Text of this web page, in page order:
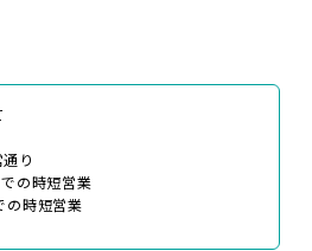
り
の時短営業
時短営業